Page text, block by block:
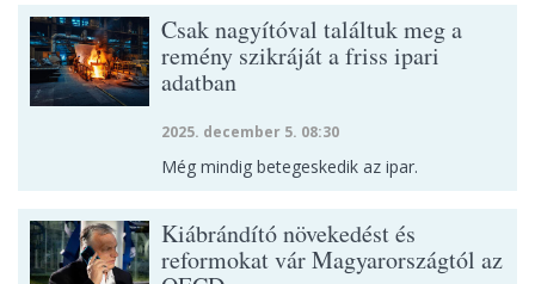
Csak nagyítóval találtuk meg a
remény szikráját a friss ipari
adatban
2025. december 5. 08:30
Még mindig betegeskedik az ipar.
Kiábrándító növekedést és
reformokat vár Magyarországtól az